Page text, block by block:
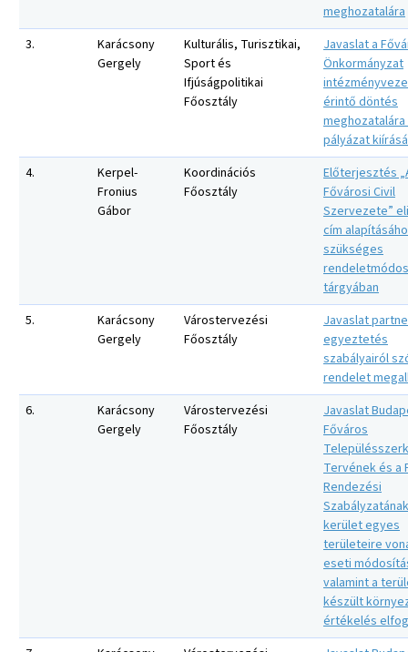
meghozatalára
3.
Karácsony
Gergely
Kulturális, Turisztikai,
Sport és
Ifjúságpolitikai
Főosztály
Javaslat a
Önkormányzat
érintő döntés
pályázat
4.
Kerpel-
Fronius
Gábor
Koordinációs
Főosztály
Előterjesztés
Fővárosi Civil
Szervezete”
cím
szükséges
tárgyában
5.
Karácsony
Gergely
Várostervezési
Főosztály
Javaslat
egyeztetés
szabályairól
rendelet
6.
Karácsony
Gergely
Várostervezési
Főosztály
Javaslat
Főváros
Tervének és a
Rendezési
kerület egyes
területeire
eseti
valamint a
készült
értékelés